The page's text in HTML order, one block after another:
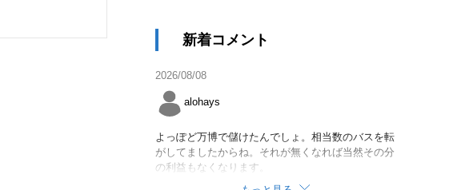
新着コメント
2026/08/08
alohays
よっぽど万博で儲けたんでしょ。相当数のバスを転
がしてましたからね。それが無くなれば当然その分
の利益もなくなります。